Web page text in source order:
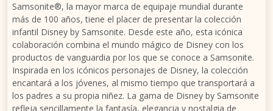
Samsonite®, la mayor marca de equipaje mundial durante
más de 100 años, tiene el placer de presentar la colección
infantil Disney by Samsonite. Desde este año, esta icónica
colaboración combina el mundo mágico de Disney con los
productos de vanguardia por los que se conoce a Samsonite.
Inspirada en los icónicos personajes de Disney, la colección
encantará a los jóvenes, al mismo tiempo que transportará a
los padres a su propia niñez. La gama de Disney by Samsonite
refleja sencillamente la fantasía, elegancia y nostalgia de